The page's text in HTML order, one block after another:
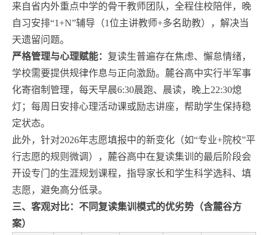
来自省内外重点中学的骨干教师团队，全程住校陪伴，晚
自习安排“1+N”辅导（1位主讲教师+多名助教），解决当
天遗留问题。
严格管理与心理赋能： 复读生普遍存在焦虑、懈怠情绪，
学校需要提供规律作息与正向激励。麓谷高中实行半军事
化寄宿制管理，每天早晨6:30晨跑、晨读，晚上22:30熄
灯；每周日安排心理活动课或励志讲座，帮助学生保持稳
定状态。
此外，针对2026年志愿填报中的新变化（如“专业+院校”平
行志愿的规则微调），麓谷高中在复读集训的最后阶段会
开设专门的生涯规划课程，指导家长和学生科学选科、填
志愿，避免高分低录。
三、客观对比：不同复读集训模式的优劣势（含麓谷方
案）